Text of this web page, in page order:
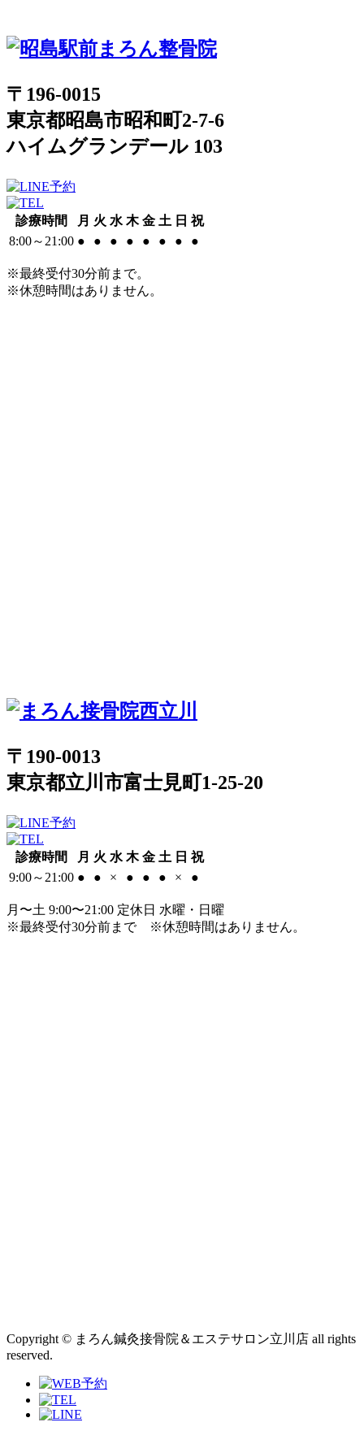
〒196-0015
東京都昭島市昭和町2-7-6
ハイムグランデール 103
診療時間 月 火 水 木 金 土 日 祝
8:00～21:00 ● ● ● ● ● ● ● ●
※最終受付30分前まで。
※休憩時間はありません。
〒190-0013
東京都立川市富士見町1-25-20
診療時間 月 火 水 木 金 土 日 祝
9:00～21:00 ● ● × ● ● ● × ●
月〜土 9:00〜21:00 定休日 水曜・日曜
※最終受付30分前まで
※休憩時間はありません。
Copyright © まろん鍼灸接骨院＆エステサロン立川店 all rights
reserved.